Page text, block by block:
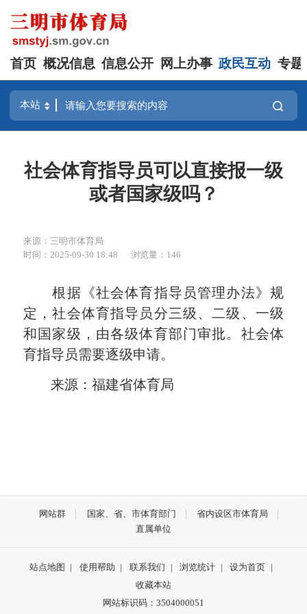
首页 概况信息 信息公开 网上办事 政民互动 专题
社会体育指导员可以直接报一级
或者国家级吗？
来源：三明市体育局
时间：2025-09-30 18:48
浏览量：146
根据《社会体育指导员管理办法》规
定，社会体育指导员分三级、二级、一级
和国家级，由各级体育部门审批。社会体
育指导员需要逐级申请。
来源：福建省体育局
网站群 国家、省、市体育部门
省内设区市体育局
直属单位
站点地图 | 使用帮助 | 联系我们 | 浏览统计 | 设为首页 |
收藏本站
网站标识码：3504000051